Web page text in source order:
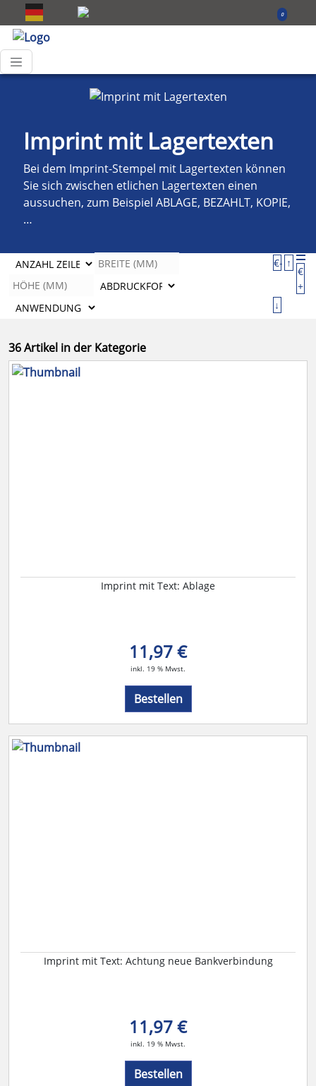
0
Imprint mit Lagertexten
Bei dem Imprint-Stempel mit Lagertexten können
Sie sich zwischen etlichen Lagertexten einen
aussuchen, zum Beispiel ABLAGE, BEZAHLT, KOPIE,
…
€- ↑
€
+
↓
36 Artikel in der Kategorie
Imprint mit Text: Ablage
11,97 €
inkl. 19 % Mwst.
Bestellen
Imprint mit Text: Achtung neue Bankverbindung
11,97 €
inkl. 19 % Mwst.
Bestellen